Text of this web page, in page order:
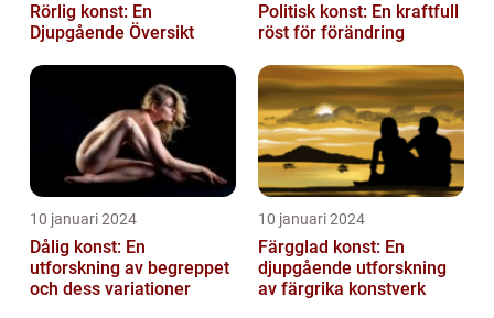
Rörlig konst: En
Djupgående Översikt
Politisk konst: En kraftfull
röst för förändring
10 januari 2024
Dålig konst: En
utforskning av begreppet
och dess variationer
10 januari 2024
Färgglad konst: En
djupgående utforskning
av färgrika konstverk